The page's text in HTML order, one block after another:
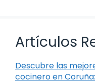
Artículos
Descubre las
cocinero en